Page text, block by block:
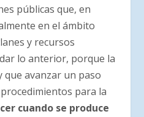
públicas que, en
en el ámbito
y recursos
lo anterior, porque la
que avanzar un paso
para la
cuando se produce